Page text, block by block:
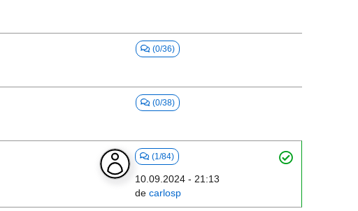
(0/36)
(0/38)
(1/84)
10.09.2024 - 21:13
de carlosp